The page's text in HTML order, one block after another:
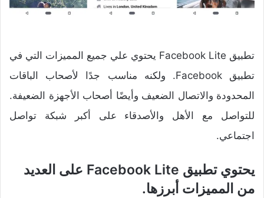
تطبيق Facebook Lite يحتوي علي جميع المميزات التي في
تطبيق Facebook. ولكنه مناسب جدًا لأصحاب الباقات
المحدودة والاتصال الضعيف وأيضًا أصحاب الأجهزة الضعيفة.
للتواصل مع الأهل والأصدقاء على أكبر شبكة تواصل
اجتماعي.
يحتوي تطبيق Facebook Lite على العديد
من المميزات أبرزها.